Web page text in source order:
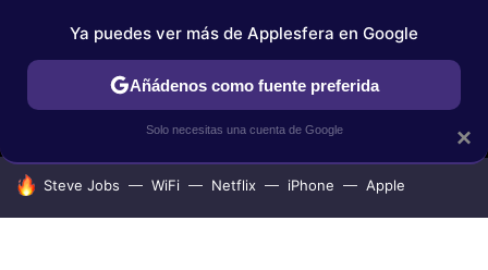
MENÚ NUEVO
TUTORIALES APPLESFERA SELECCIÓN
HOY SE HABLA DE
Steve Jobs WiFi Netflix iPhone Apple
×
Ya puedes ver más de Applesfera en Google
Añádenos como fuente preferida
Solo necesitas una cuenta de Google